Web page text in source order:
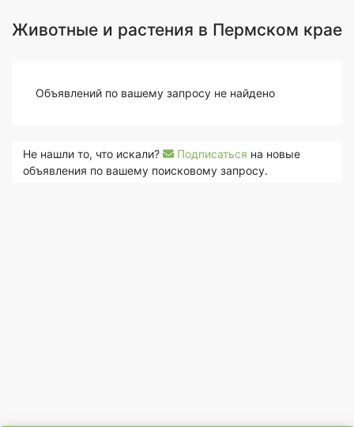
Животные и растения в Пермском крае
Объявлений по вашему запросу не найдено
Не нашли то, что искали? Подписаться на новые
объявления по вашему поисковому запросу.